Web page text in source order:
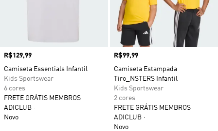
Preço
R$129,99
Camiseta Essentials Infantil
Kids Sportswear
6 cores
FRETE GRÁTIS MEMBROS
ADICLUB
Novo
Preço
R$99,99
Camiseta Estampada
Tiro_NSTERS Infantil
Kids Sportswear
2 cores
FRETE GRÁTIS MEMBROS
ADICLUB
Novo